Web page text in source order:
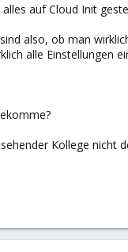
alles auf Cloud Init
also, ob man
alle Einstellungen
Kollege nicht